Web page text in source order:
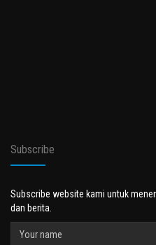
Subscribe
Subscribe website kami untuk
dan berita.